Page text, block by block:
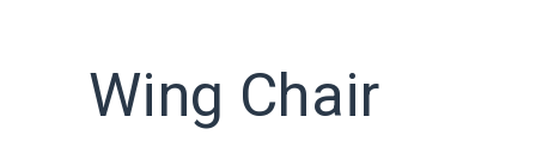
Wing Chair